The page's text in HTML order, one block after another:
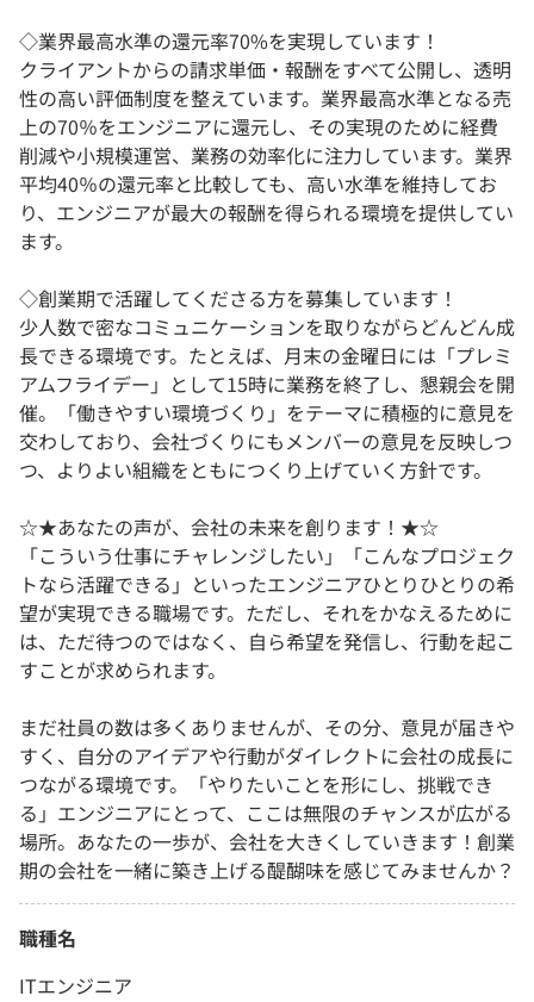
◇業界最高水準の還元率70%を実現しています！
クライアントからの請求単価・報酬をすべて公開し、透明
性の高い評価制度を整えています。業界最高水準となる売
上の70％をエンジニアに還元し、その実現のために経費
削減や小規模運営、業務の効率化に注力しています。業界
平均40％の還元率と比較しても、高い水準を維持してお
り、エンジニアが最大の報酬を得られる環境を提供してい
ます。
◇創業期で活躍してくださる方を募集しています！
少人数で密なコミュニケーションを取りながらどんどん成
長できる環境です。たとえば、月末の金曜日には「プレミ
アムフライデー」として15時に業務を終了し、懇親会を開
催。「働きやすい環境づくり」をテーマに積極的に意見を
交わしており、会社づくりにもメンバーの意見を反映しつ
つ、よりよい組織をともにつくり上げていく方針です。
☆★あなたの声が、会社の未来を創ります！★☆
「こういう仕事にチャレンジしたい」「こんなプロジェク
トなら活躍できる」といったエンジニアひとりひとりの希
望が実現できる職場です。ただし、それをかなえるために
は、ただ待つのではなく、自ら希望を発信し、行動を起こ
すことが求められます。
まだ社員の数は多くありませんが、その分、意見が届きや
すく、自分のアイデアや行動がダイレクトに会社の成長に
つながる環境です。「やりたいことを形にし、挑戦でき
る」エンジニアにとって、ここは無限のチャンスが広がる
場所。あなたの一歩が、会社を大きくしていきます！創業
期の会社を一緒に築き上げる醍醐味を感じてみませんか？
職種名
ITエンジニア